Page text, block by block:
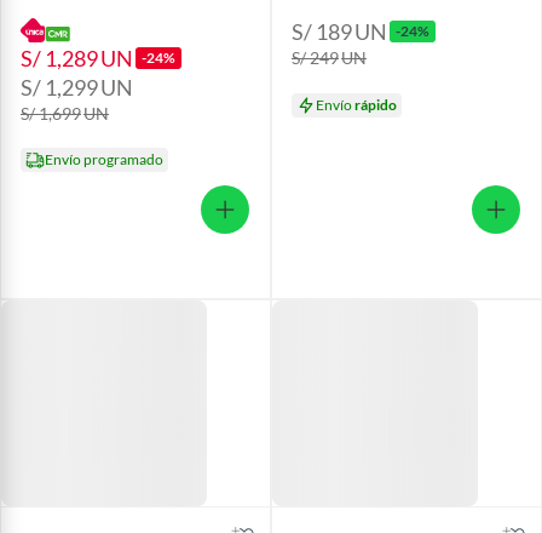
S/ 1,289UN -24%
S/ 1,299UN
S/ 1,699UN
Envío programado
S/ 189UN -24%
S/ 249UN
Envíorápido